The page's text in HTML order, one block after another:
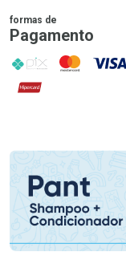
formas de
Pagamento
PIX MasterCard
VISA
Hipercard
Promoção